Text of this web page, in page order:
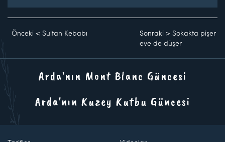
Önceki < Sultan Kebabı Sonraki >Sokakta pişer
eve de düşer
Arda'nın Mont Blanc Güncesi
Arda'nın Kuzey Kutbu Güncesi